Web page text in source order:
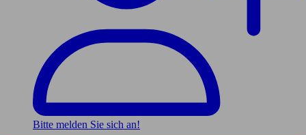
Bitte melden Sie sich an!